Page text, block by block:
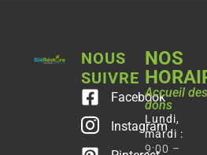
NOUS
SUIVRE
Facebook
Instagram
NOS
Accueil des
dons
Lundi,
mardi :
9:00 –